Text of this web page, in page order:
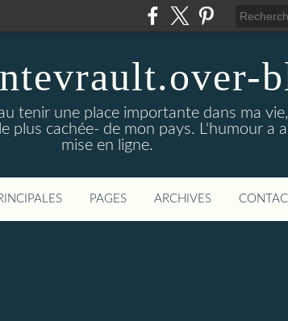
tenir une place importante dans ma
plus cachée- de mon pays. L'humour a
mise en ligne.
PAGES ARCHIVES